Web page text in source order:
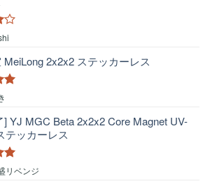
MeiLong 2x2x2 ステッカーレス
] YJ MGC Beta 2x2x2 Core Magnet UV-
テッカーレス
の
リベンジ